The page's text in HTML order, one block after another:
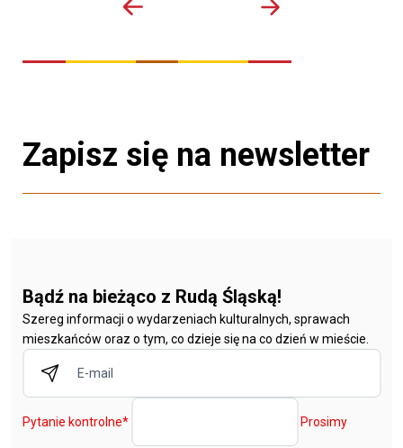
Zapisz się na newsletter
Bądź na bieżąco z Rudą Śląską!
Szereg informacji o wydarzeniach kulturalnych, sprawach
mieszkańców oraz o tym, co dzieje się na co dzień w mieście.
Pytanie kontrolne* Prosimy